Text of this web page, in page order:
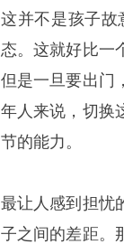
这并不是孩子故
态。这就好比一
但是一旦要出门
年人来说，切换
节的能力。
最让人感到担忧
子之间的差距。